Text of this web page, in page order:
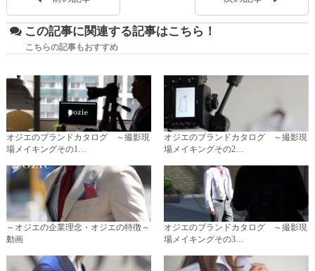
この記事に関連する記事はこちら！
こちらの記事もおすすめ
オジエのブランドカタログ ～撮影現
場メイキングその1…
オジエのブランドカタログ ～撮影現
場メイキングその2…
～オジエの企業理念・オジエの特徴～
動画
オジエのブランドカタログ ～撮影現
場メイキングその3…